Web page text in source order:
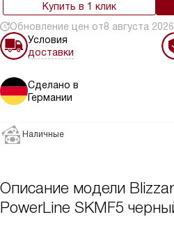
Купить в 1 клик
Обновление цен от8 августа 2026
Условия
доставки
Сделано в
Германии
Наличные
Описание модели
PowerLine SKMF5